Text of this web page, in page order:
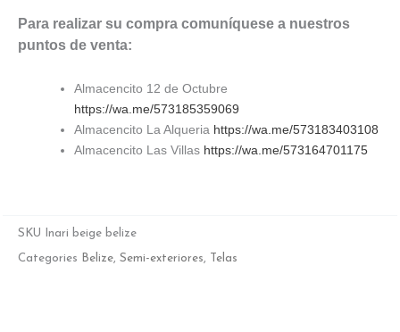
Para realizar su compra comuníquese a nuestros
puntos de venta:
Almacencito 12 de Octubre
https://wa.me/573185359069
Almacencito La Alqueria https://wa.me/573183403108
Almacencito Las Villas https://wa.me/573164701175
SKU Inari beige belize
Categories Belize, Semi-exteriores, Telas